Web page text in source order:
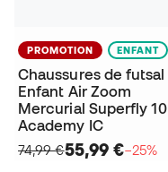
PROMOTION ENFANT
Chaussures de futsal
Enfant Air Zoom
Mercurial Superfly 10
Academy IC
74,99 €55,99 €−25%